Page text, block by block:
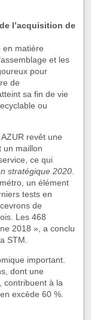
l’acquisition de
en matière
et les
pour
de
sa fin de vie
ou
revêt une
un maillon
ce qui
stratégique 2020.
un élément
tests en
de
Les 468
2018 », a conclu
STM.
important.
dont une
contribuent à la
excède 60 %.